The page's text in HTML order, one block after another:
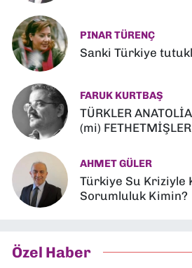
PINAR TÜRENÇ
Sanki Türkiye
FARUK KURTBAŞ
TÜRKLER
(mi)
AHMET GÜLER
Türkiye Su Kriziyle
Sorumluluk Kimin?
Özel Haber